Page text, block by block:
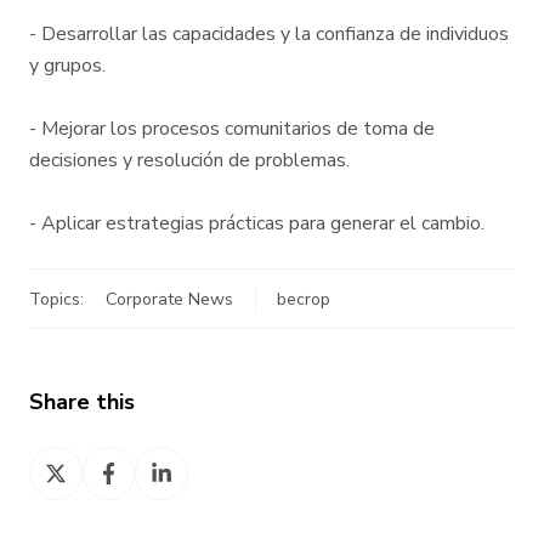
- Desarrollar las capacidades y la confianza de individuos
y grupos.
- Mejorar los procesos comunitarios de toma de
decisiones y resolución de problemas.
- Aplicar estrategias prácticas para generar el cambio.
Topics: Corporate News becrop
Share this
Share
Share
Share